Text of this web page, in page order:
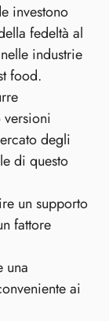
investono
fedeltà al
industrie
food.
versioni
degli
di questo
un supporto
fattore
una
ai